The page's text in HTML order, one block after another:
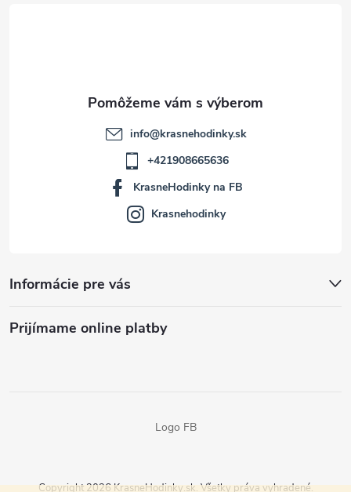
Informácie pre vás
Prijímame online platby
info@krasnehodinky.sk
+421908665636
KrasneHodinky na FB
Krasnehodinky
Logo FB
Copyright 2026 KrasneHodinky.sk. Všetky práva vyhradené.